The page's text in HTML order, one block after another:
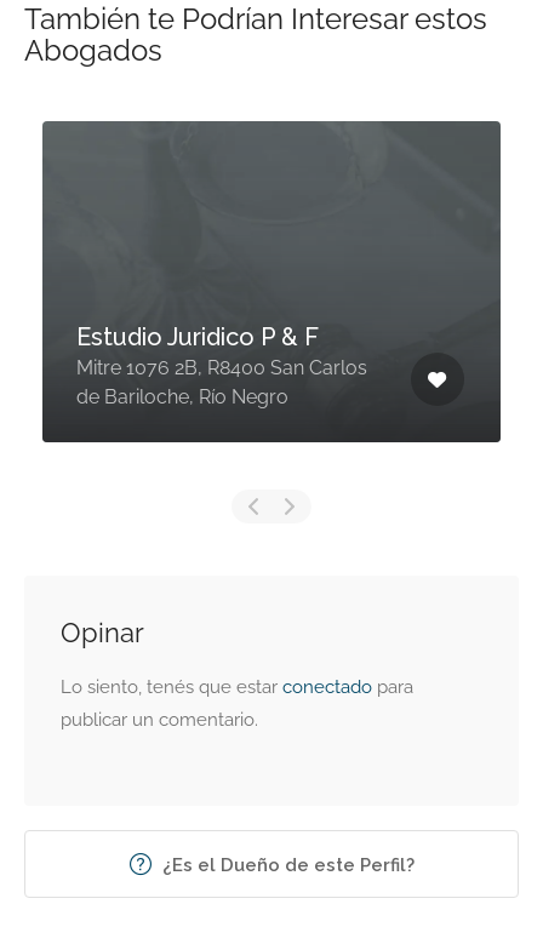
También te Podrían Interesar estos
Abogados
Estudio Juridico P & F
Mitre 1076 2B, R8400 San Carlos
de Bariloche, Río Negro
Opinar
Lo siento, tenés que estar conectado para
publicar un comentario.
¿Es el Dueño de este Perfil?